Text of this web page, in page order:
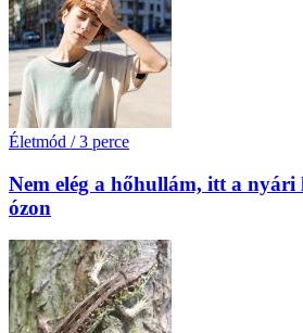
Életmód / 3 perce
Nem elég a hőhullám, itt a nyári
ózon